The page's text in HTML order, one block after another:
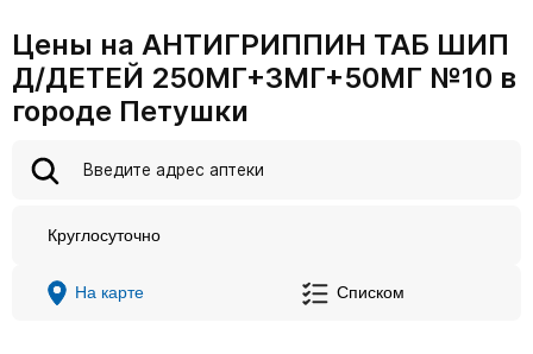
Цены на АНТИГРИППИН ТАБ ШИП
Д/ДЕТЕЙ 250МГ+3МГ+50МГ №10 в
городе Петушки
Круглосуточно
На карте Списком